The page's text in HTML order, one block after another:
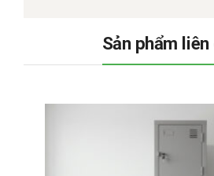
Sản phẩm liên